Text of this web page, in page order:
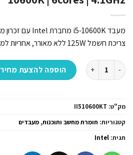
צריכת חשמל 125W ללא מאורר, אחריות למוצר 3 שנים
כמות של מעבד אינטל 6 ליבות Intel Tray - Intel Core i5-10600K | 6cores | 4.1GHzהוספה להצעת מחיר
מק"ט: II510600KT
קטגוריות: חומרת מחשב ותוכנות, מעבדים
תגית: Intel